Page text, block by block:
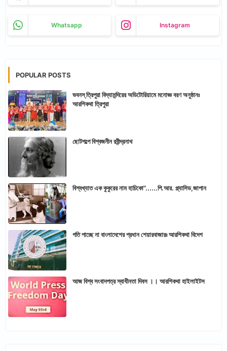
Whatsapp Instagram
POPULAR POSTS
ভবনস্ ত্রিপুরা বিদ্যামন্দিরের অডিটোরিয়ামে মনোজ্ঞ বরণ অনুষ্ঠানঃ
আরশিকথা ত্রিপুরা
ছোটগল্পে বিশ্বজনীন রবীন্দ্রনাথ
বিশ্বখ্যাত এক কুকুরের নাম হাচিকো"......পি.আর. প্ল্যাসিড,জাপান
গতি পাচ্ছে না বাংলাদেশের প্রধান শেয়ারবাজারঃ আরশিকথা বিদেশ
আজ বিশ্ব সংবাদপত্র স্বাধীনতা দিবস ।। আরশিকথা হাইলাইটস